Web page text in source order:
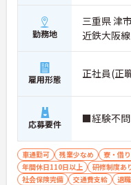
勤務地
三重県 津
近鉄大阪
雇用形態 正社員(正
応募要件 ■経験不問
車通勤可 残業少なめ 寮・借
年間休日110日以上
研修制度あ
社会保険完備
交通費支給 退